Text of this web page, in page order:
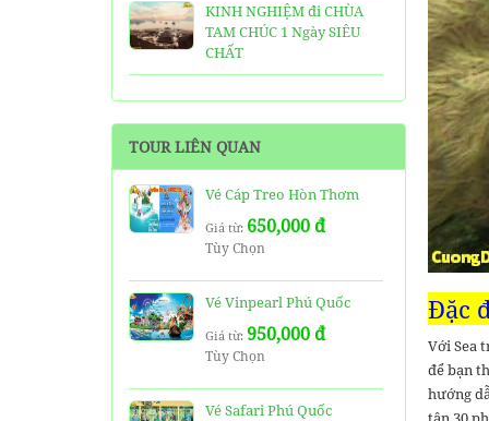
KINH NGHIỆM đi CHÙA
TAM CHÚC 1 Ngày SIÊU
CHẤT
25 Ngôi Chùa ở Sài Gòn
TOP 16 địa điểm du lịch
HẤP DẪN nhất việt nam:
Bạn đã đi được những nơi
nào?
cáp treo Núi Bà Đen Tây
Ninh
HƯỚNG DẪN đi du lịch
TOUR LIÊN QUAN
Vé Cáp Treo Hòn Thơm
Giá từ: 650,000 đ
Tùy Chọn
Vé Vinpearl Phú Quốc
Giá từ: 950,000 đ
Tùy Chọn
Vé Safari Phú Quốc
Đặc
Với Sea
để bạn
hướng